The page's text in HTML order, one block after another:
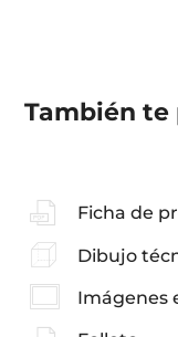
También te
Ficha de
Dibujo
Imágenes